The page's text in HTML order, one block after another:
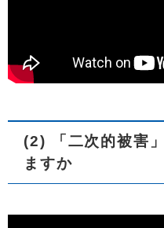
(2) 「二次的被害
ますか